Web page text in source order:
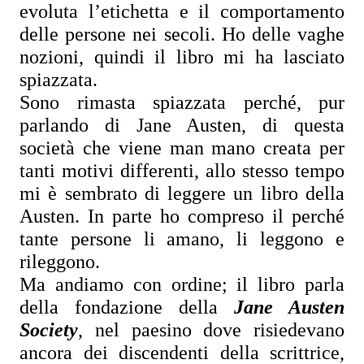
evoluta l’etichetta e il comportamento
delle persone nei secoli. Ho delle vaghe
nozioni, quindi il libro mi ha lasciato
spiazzata.
Sono rimasta spiazzata perché, pur
parlando di Jane Austen, di questa
società che viene man mano creata per
tanti motivi differenti, allo stesso tempo
mi è sembrato di leggere un libro della
Austen. In parte ho compreso il perché
tante persone li amano, li leggono e
rileggono.
Ma andiamo con ordine; il libro parla
della fondazione della Jane Austen
Society, nel paesino dove risiedevano
ancora dei discendenti della scrittrice,